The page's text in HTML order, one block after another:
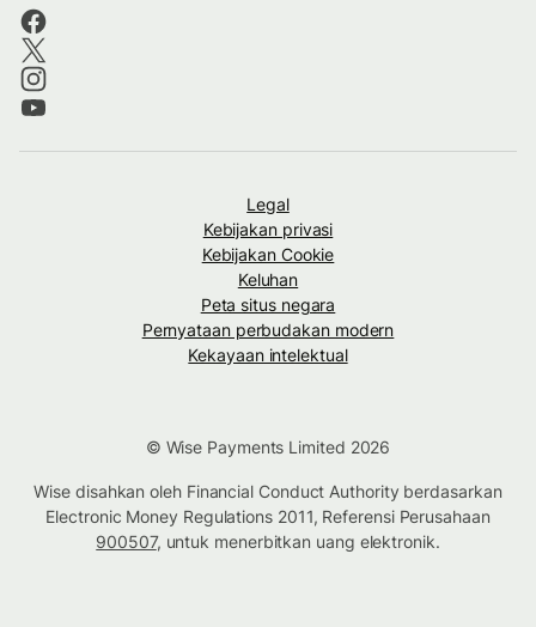
Legal
Kebijakan privasi
Kebijakan Cookie
Keluhan
Peta situs negara
Pernyataan perbudakan modern
Kekayaan intelektual
© Wise Payments Limited 2026
Wise disahkan oleh Financial Conduct Authority berdasarkan
Electronic Money Regulations 2011, Referensi Perusahaan
900507, untuk menerbitkan uang elektronik.